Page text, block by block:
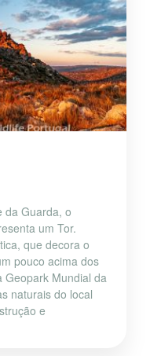
da Guarda, o
um Tor.
que decora o
pouco acima dos
Geopark Mundial da
naturais do local
e